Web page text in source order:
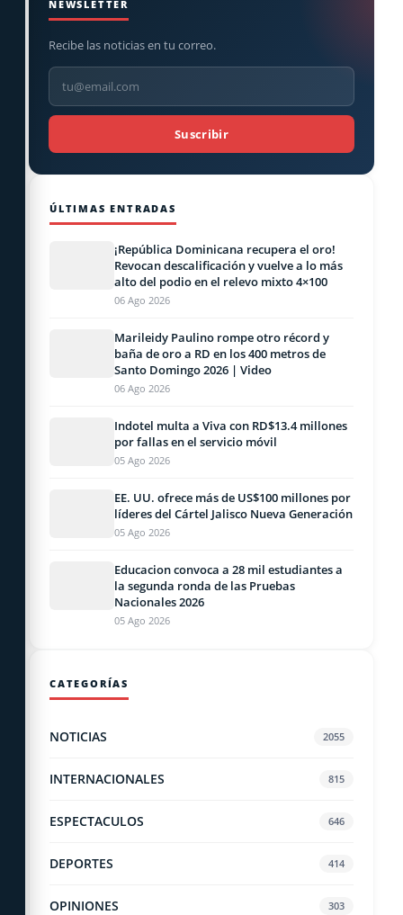
NEWSLETTER
Recibe las noticias en tu correo.
Suscribir
ÚLTIMAS ENTRADAS
¡República Dominicana recupera el oro!
Revocan descalificación y vuelve a lo más
alto del podio en el relevo mixto 4×100
06 Ago 2026
Marileidy Paulino rompe otro récord y
baña de oro a RD en los 400 metros de
Santo Domingo 2026 | Video
06 Ago 2026
Indotel multa a Viva con RD$13.4 millones
por fallas en el servicio móvil
05 Ago 2026
EE. UU. ofrece más de US$100 millones por
líderes del Cártel Jalisco Nueva Generación
05 Ago 2026
Educacion convoca a 28 mil estudiantes a
la segunda ronda de las Pruebas
Nacionales 2026
05 Ago 2026
CATEGORÍAS
NOTICIAS 2055
INTERNACIONALES 815
ESPECTACULOS 646
DEPORTES 414
OPINIONES 303